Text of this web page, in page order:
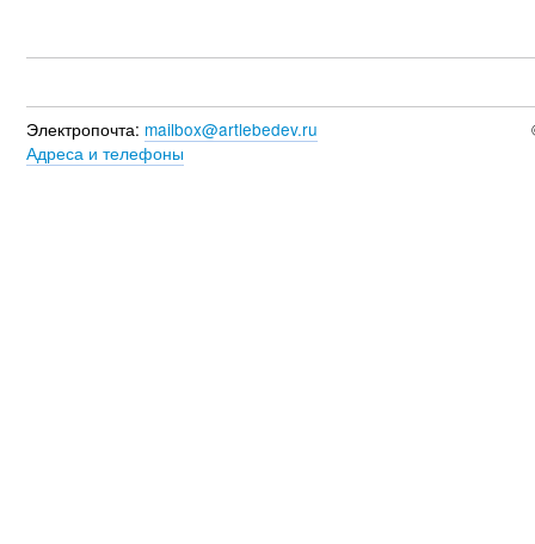
Электропочта: mailbox@artlebedev.ru
Адреса и телефоны